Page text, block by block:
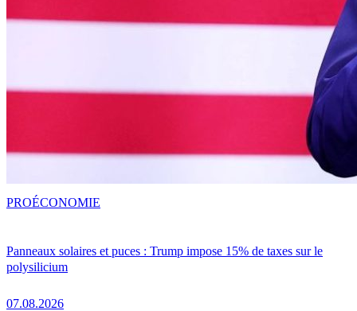
Panneaux solaires et puces : Trump impose 15% de taxes sur le
polysilicium
07.08.2026
PROÉCONOMIE